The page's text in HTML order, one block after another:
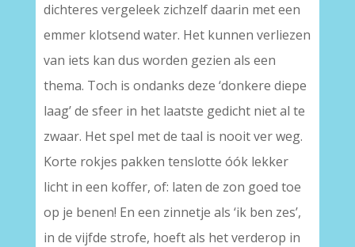
dichteres vergeleek zichzelf daarin met een
emmer klotsend water. Het kunnen verliezen
van iets kan dus worden gezien als een
thema. Toch is ondanks deze ‘donkere diepe
laag’ de sfeer in het laatste gedicht niet al te
zwaar. Het spel met de taal is nooit ver weg.
Korte rokjes pakken tenslotte óók lekker
licht in een koffer, of: laten de zon goed toe
op je benen! En een zinnetje als ‘ik ben zes’,
in de vijfde strofe, hoeft als het verderop in